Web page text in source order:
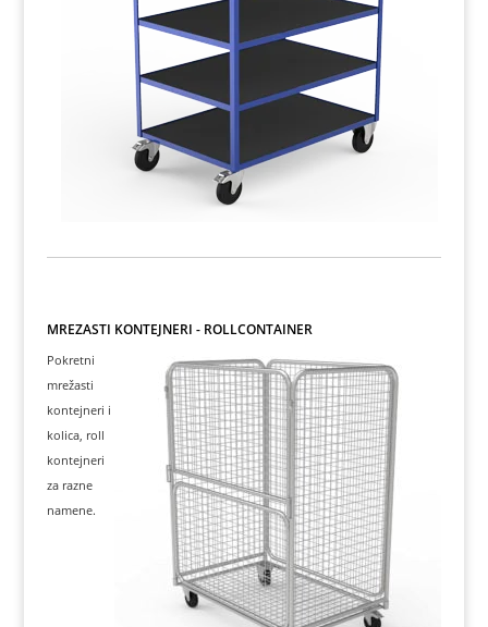
MREŽASTI KONTEJNERI - ROLLCONTAINER
Pokretni
mrežasti
kontejneri i
kolica, roll
kontejneri
za razne
namene.